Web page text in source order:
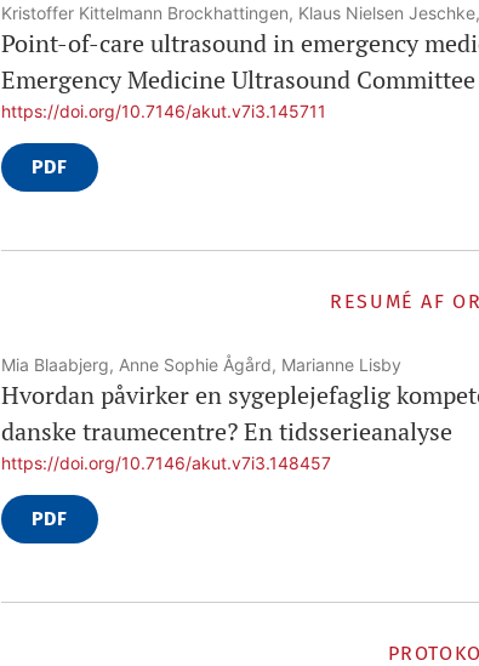
Kristoffer Kittelmann Brockhattingen, Klaus Nielsen
Point-of-care ultrasound in emergency
Emergency Medicine Ultrasound Committee
https://doi.org/10.7146/akut.v7i3.145711
PDF
RESUMÉ AF
Mia Blaabjerg, Anne Sophie Ågård, Marianne Lisby
Hvordan påvirker en sygeplejefaglig
danske traumecentre? En tidsserieanalyse
https://doi.org/10.7146/akut.v7i3.148457
PDF